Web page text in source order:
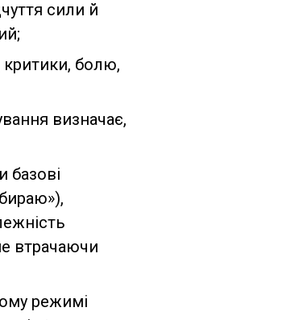
сили й
критики, болю,
визначає,
базові
втрачаючи
режимі